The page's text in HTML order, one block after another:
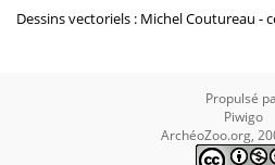
Dessins vectoriels : Michel Coutureau -
Propulsé
Piwigo
ArchéoZoo.org,